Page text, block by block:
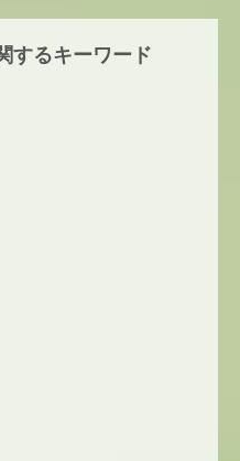
するキーワード